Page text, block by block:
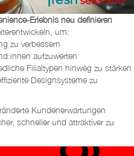
Erlebnis neu definieren
um:
zu verbessern
aufzuwerten
Filialtypen hinweg zu stärken
Designsysteme zu
Kundenerwartungen
schneller und attraktiver zu